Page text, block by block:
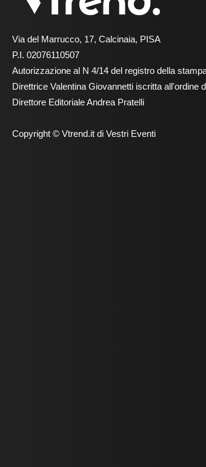
Via del Marrucco, 17, Calcinaia, PISA
P.I. 02076110507
Autorizzazione al N 4/14 del registro della
Direttrice Valentina Giovannetti iscritta all'ordine
Direttore Editoriale Andrea Pratelli
Copyright © Vtrend.it di Vestri Eventi